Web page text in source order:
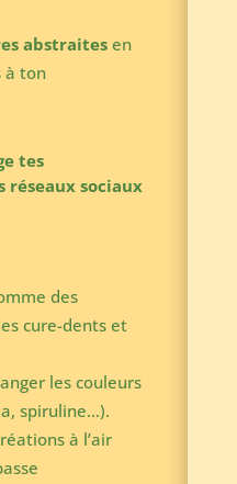
abstraites en
à ton
tes
réseaux sociaux
des
cure-dents et
les couleurs
spiruline…).
à l’air